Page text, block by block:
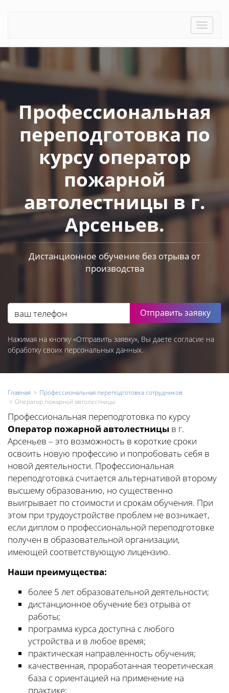
Toggle
Профессиональная
переподготовка по
курсу оператор
пожарной
автолестницы в г.
Арсеньев.
Дистанционное обучение без отрыва от
производства
Отправить заявку
Нажимая на кнопку «Отправить заявку», Вы даете согласие на
обработку своих персональных данных.
Главная
Профессиональная переподготовка сотрудников
Оператор пожарной автолестницы
Профессиональная переподготовка по курсу
Оператор пожарной автолестницы в г.
Арсеньев – это возможность в короткие сроки
освоить новую профессию и попробовать себя в
новой деятельности. Профессиональная
переподготовка считается альтернативой второму
высшему образованию, но существенно
выигрывает по стоимости и срокам обучения. При
этом при трудоустройстве проблем не возникает,
если диплом о профессиональной переподготовке
получен в образовательной организации,
имеющей соответствующую лицензию.
Наши преимущества:
более 5 лет образовательной деятельности;
дистанционное обучение без отрыва от
работы;
программа курса доступна с любого
устройства и в любое время;
практическая направленность обучения;
качественная, проработанная теоретическая
база с ориентацией на применение на
практике;